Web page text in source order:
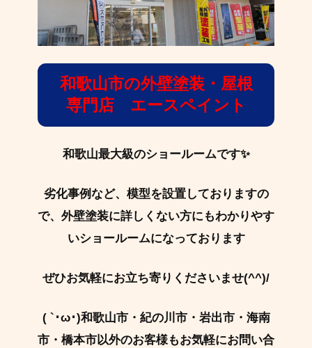
和歌山市の外壁塗装・屋根
専門店 エースペイント
和歌山最大級のショールームです✨
劣化事例など、模型を設置しておりますの
で、外壁塗装に詳しくない方にもわかりやす
いショールームになっております
ぜひお気軽にお立ち寄りくださいませ(^^)/
( `･ω･)和歌山市・紀の川市・岩出市・海南
市・橋本市以外のお客様もお気軽にお問い合